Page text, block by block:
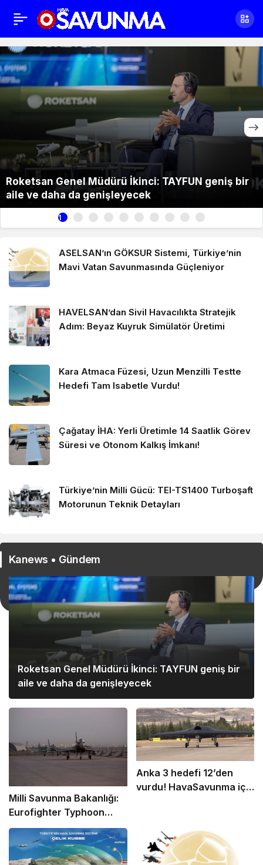
Roketsan Genel Müdürü İkinci: TAYFUN geniş bir
aile ve daha da genişleyecek
1
ASELSAN’ın GÖKSUR Sistemi, Türkiye’nin
Mavi Vatan Savunmasında Güçleniyor
HAVELSAN’dan Sivil Havacılıkta Stratejik
Adım: Beyaz Kuyruk Simülatör Üretimi
Kara Atmaca Füzesi, Uzun Menzilli Testte
Hedefi Tam Isabetle Vurdu!
Çağatay İHA: Yerli Üretimle 14 Saatlik Görev
Süresi ve Otonom Kalkış İmkanı!
Türkiye’nin Milli Gücü: TEI-TS1400 Turboşaft
Motorunun Teknik Detayları
Kanews • Gündem
Roketsan Genel Müdürü İkinci: TAYFUN geniş bir
aile ve daha da genişleyecek
Milli Savunma Bakanlığı:
Eurofighter Typhoon
Tedarik Süreci
Hızlanacak
Anka 3 hedefi 12’den
vurdu! HavaSavunma için